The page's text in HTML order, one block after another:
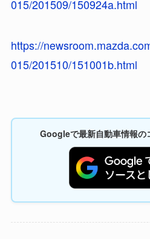
015/201509/150924a.html
https://
015/201510/151001b.html
Googleで最新自動車情報の